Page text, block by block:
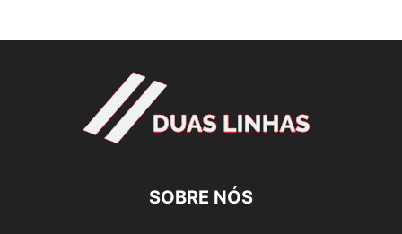
SOBRE NÓS